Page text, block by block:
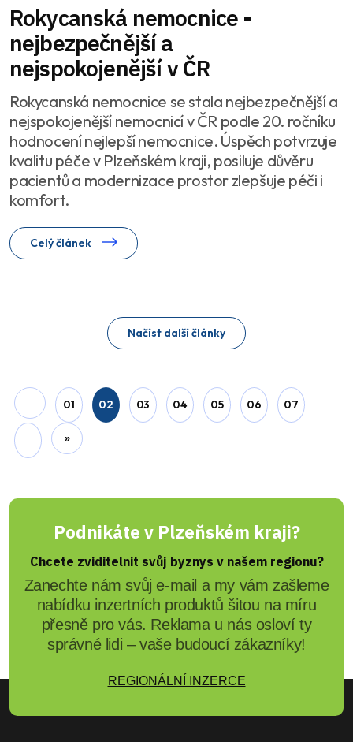
Rokycanská nemocnice -
nejbezpečnější a
nejspokojenější v ČR
Rokycanská nemocnice se stala nejbezpečnější a
nejspokojenější nemocnicí v ČR podle 20. ročníku
hodnocení nejlepší nemocnice. Úspěch potvrzuje
kvalitu péče v Plzeňském kraji, posiluje důvěru
pacientů a modernizace prostor zlepšuje péči i
komfort.
Celý článek
Před 9 měsíci Michaela Prokopová
Digitalizace lázeňství -
odborníci z celého světa
debatovali ve Františkových